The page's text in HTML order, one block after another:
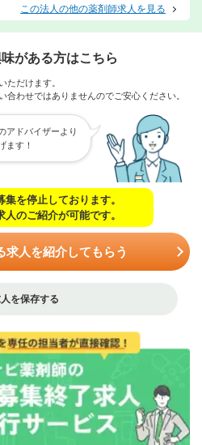
この法人の他の薬剤師求人を見る
がある方はこちら
ただけます。
合わせではありませんのでご安心ください。
アドバイザーより
ます！
を停止しております。
のご紹介が可能です。
求人を紹介してもらう
を保存する